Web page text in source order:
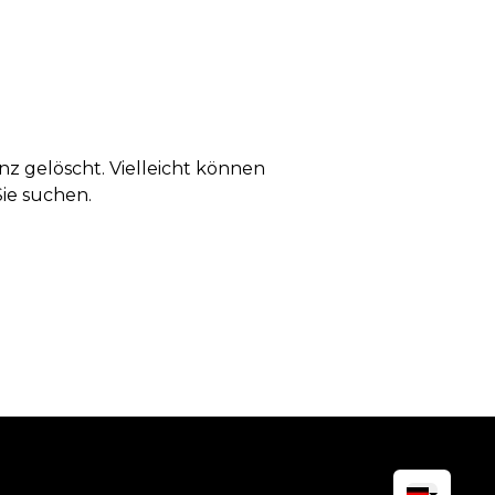
gelöscht. Vielleicht können
suchen.